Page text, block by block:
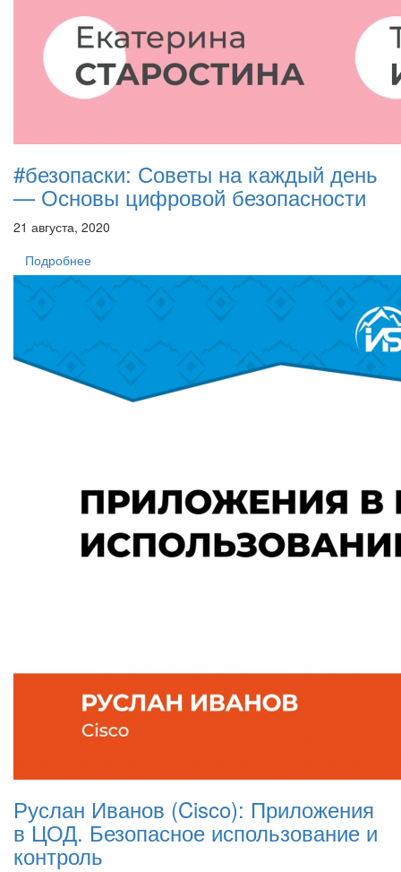
#безопаски: Советы на каждый день
— Основы цифровой безопасности
21 августа, 2020
Подробнее
Руслан Иванов (Cisco): Приложения
в ЦОД. Безопасное использование и
контроль